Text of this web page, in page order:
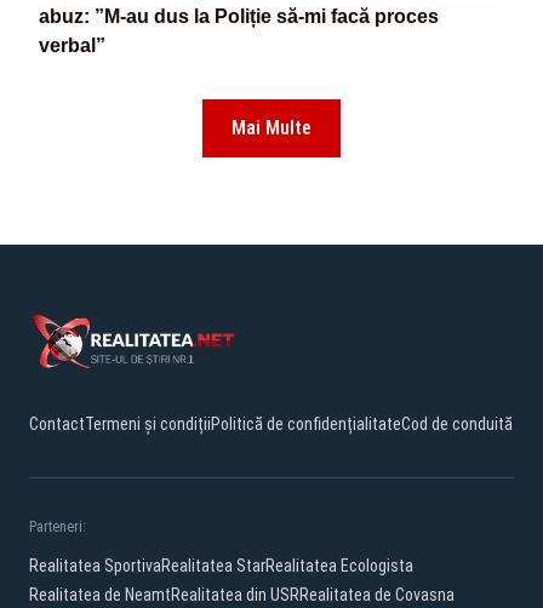
abuz: ”M-au dus la Poliție să-mi facă proces
verbal”
Mai Multe
ContactTermeni și condițiiPolitică de confidențialitateCod de conduită
Parteneri:
Realitatea SportivaRealitatea StarRealitatea Ecologista
Realitatea de NeamtRealitatea din USRRealitatea de Covasna